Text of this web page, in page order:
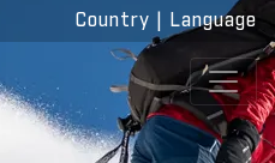
Country Language